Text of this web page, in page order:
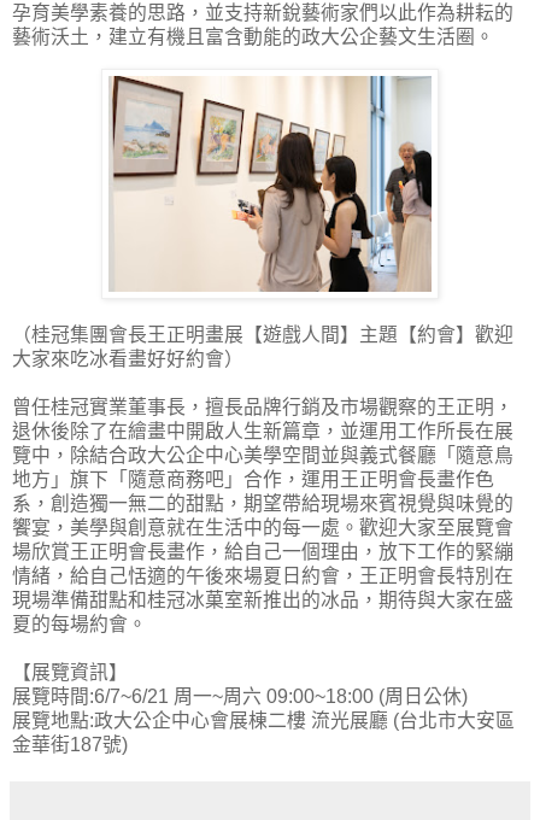
孕育美學素養的思路，並支持新銳藝術家們以此作為耕耘的
藝術沃土，建立有機且富含動能的政大公企藝文生活圈。
（桂冠集團會長王正明畫展【遊戲人間】主題【約會】歡迎
大家來吃冰看畫好好約會）
曾任桂冠實業董事長，擅長品牌行銷及市場觀察的王正明，
退休後除了在繪畫中開啟人生新篇章，並運用工作所長在展
覽中，除結合政大公企中心美學空間並與義式餐廳「隨意鳥
地方」旗下「隨意商務吧」合作，運用王正明會長畫作色
系，創造獨一無二的甜點，期望帶給現場來賓視覺與味覺的
饗宴，美學與創意就在生活中的每一處。歡迎大家至展覽會
場欣賞王正明會長畫作，給自己一個理由，放下工作的緊繃
情緒，給自己恬適的午後來場夏日約會，王正明會長特別在
現場準備甜點和桂冠冰菓室新推出的冰品，期待與大家在盛
夏的每場約會。
【展覽資訊】
展覽時間:6/7~6/21 周一~周六 09:00~18:00 (周日公休)
展覽地點:政大公企中心會展棟二樓 流光展廳 (台北市大安區
金華街187號)